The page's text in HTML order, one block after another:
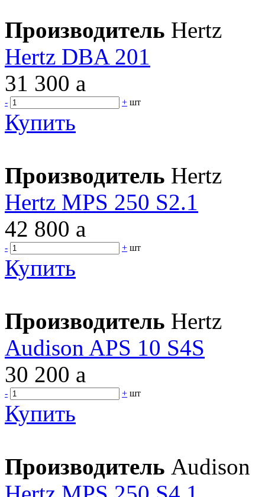
Производитель Hertz
Hertz DBA 201
31 300 a
- + шт
Купить
Производитель Hertz
Hertz MPS 250 S2.1
42 800 a
- + шт
Купить
Производитель Hertz
Audison APS 10 S4S
30 200 a
- + шт
Купить
Производитель Audison